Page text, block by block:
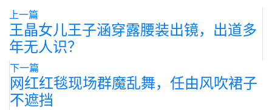
上一篇
王晶女儿王子涵穿露腰装出镜，出道多
年无人识？
下一篇
网红红毯现场群魔乱舞，任由风吹裙子
不遮挡